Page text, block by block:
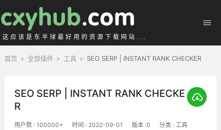
这应该是东半球最好用的资源下载网站...
首页 > 全部插件 > 工具 > SEO SERP | INSTANT RANK CHECKER
SEO SERP | INSTANT RANK CHECKE
R
用户数 : 100000+ 时间 : 2022-09-01 版本 :0 分类 : 工具